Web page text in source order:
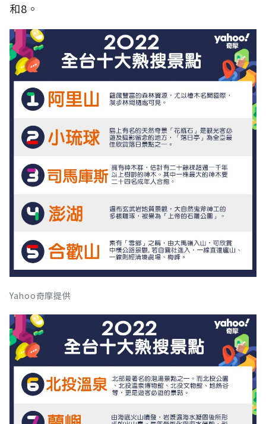
和8。
Yahoo奇摩提供